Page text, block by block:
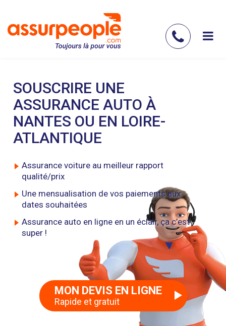
contenu
nous
SOUSCRIRE UNE
ASSURANCE AUTO À
NANTES OU EN LOIRE-
ATLANTIQUE
Assurance voiture au meilleur rapport
qualité/prix
Une mensualisation de vos paiements aux
dates souhaitées
Assurance auto en ligne en un éclair, ça c’est
super !
MON DEVIS EN LIGNE
Rapide et gratuit